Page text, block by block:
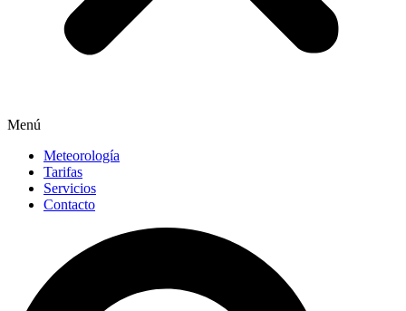
Menú
Meteorología
Tarifas
Servicios
Contacto